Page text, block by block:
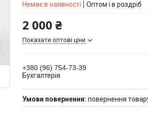
Немає в наявності Оптом і в роздріб
2 000 ₴
Показати оптові ціни
+380 (96) 754-73-39
Бухгалтерія
повернення